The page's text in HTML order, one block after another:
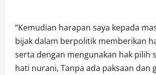
“Kemudian harapan saya kepada
bijak dalam berpolitik memberikan
serta dengan mengunakan hak pilih
hati nurani, Tanpa ada paksaan dan